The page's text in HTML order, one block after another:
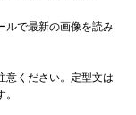
ルで最新の画像を読み
意ください。定型文は